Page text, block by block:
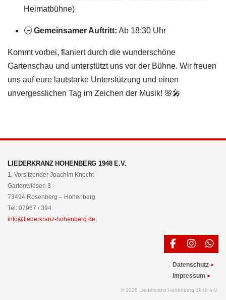
Heimatbühne)
🕒 Gemeinsamer Auftritt: Ab 18:30 Uhr
Kommt vorbei, flaniert durch die wunderschöne
Gartenschau und unterstützt uns vor der Bühne. Wir freuen
uns auf eure lautstarke Unterstützung und einen
unvergesslichen Tag im Zeichen der Musik! 🌸🎤
LIEDERKRANZ HOHENBERG 1948 E.V.
1. Vorsitzender Joachim Knecht
Gartenwiesen 3
73494 Rosenberg – Hohenberg
Tel: 07967 / 394
info@liederkranz-hohenberg.de
Datenschutz
Impressum